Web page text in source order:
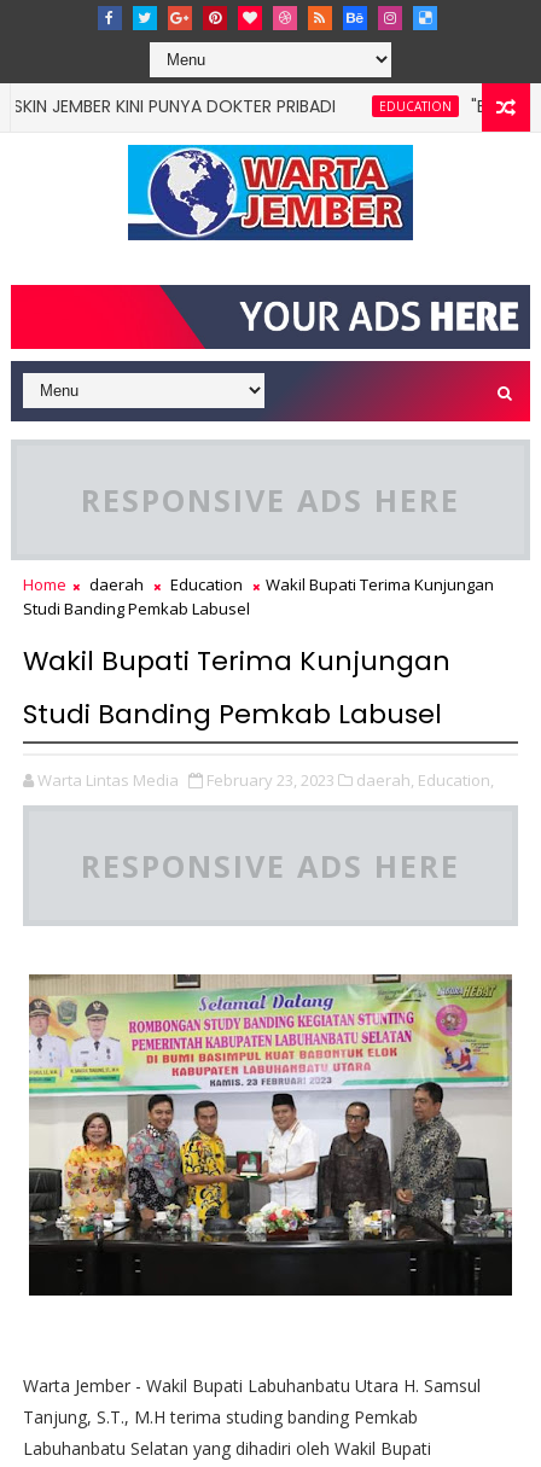
KINI PUNYA DOKTER PRIBADI EDUCATION "BUNGA
RESPONSIVE ADS HERE
Home daerah Education
Wakil Bupati Terima Kunjungan
Studi Banding Pemkab Labusel
Wakil Bupati Terima Kunjungan
Studi Banding Pemkab Labusel
Warta Lintas Media February 23, 2023 daerah, Education,
RESPONSIVE ADS HERE
Warta Jember - Wakil Bupati Labuhanbatu Utara H. Samsul
Tanjung, S.T., M.H terima studing banding Pemkab
Labuhanbatu Selatan yang dihadiri oleh Wakil Bupati